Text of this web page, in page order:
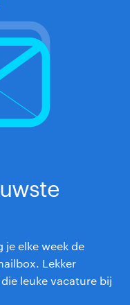
elke week de
Lekker
leuke vacature bij